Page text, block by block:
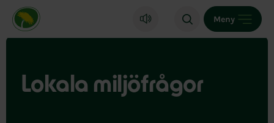
Miljöpartiet de gröna, startsida
Meny
Lokala miljöfrågor